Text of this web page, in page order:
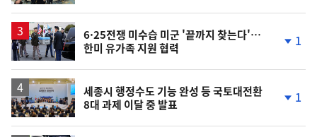
6·25전쟁 미수습 미군 '끝까지 찾는다'…
한미 유가족 지원 협력
1
세종시 행정수도 기능 완성 등 국토대전환
8대 과제 이달 중 발표
1